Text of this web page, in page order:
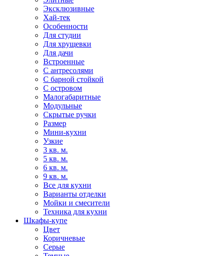
Эксклюзивные
Хай-тек
Особенности
Для студии
Для хрущевки
Для дачи
Встроенные
С антресолями
С барной стойкой
С островом
Малогабаритные
Модульные
Скрытые ручки
Размер
Мини-кухни
Узкие
3 кв. м.
5 кв. м.
6 кв. м.
9 кв. м.
Все для кухни
Варианты отделки
Мойки и смесители
Техника для кухни
Шкафы-купе
Цвет
Коричневые
Серые